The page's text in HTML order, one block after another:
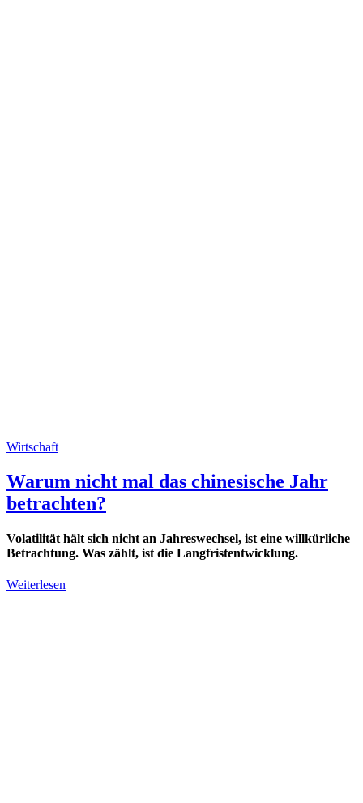
Wirtschaft
Warum nicht mal das chinesische Jahr
betrachten?
Volatilität hält sich nicht an Jahreswechsel, ist eine willkürliche
Betrachtung. Was zählt, ist die Langfristentwicklung.
Weiterlesen